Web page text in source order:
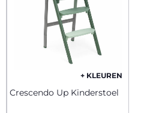
+ KLEUREN
Crescendo Up Kinderstoel